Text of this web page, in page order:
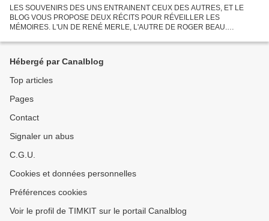
LES SOUVENIRS DES UNS ENTRAINENT CEUX DES AUTRES, ET LE
BLOG VOUS PROPOSE DEUX RÉCITS POUR RÉVEILLER LES
MÉMOIRES. L'UN DE RENÉ MERLE, L'AUTRE DE ROGER BEAU.
EST VENU, L'A VU, IL EST CONVAINCU !...
Hébergé par Canalblog
Top articles
Pages
Contact
Signaler un abus
C.G.U.
Cookies et données personnelles
Préférences cookies
Voir le profil de TIMKIT sur le portail Canalblog